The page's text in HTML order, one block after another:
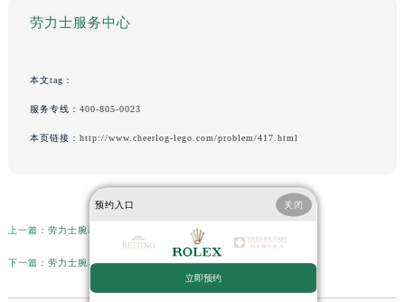
劳力士服务中心
本文tag：
服务专线： 400-805-0023
本页链接： http://www.cheerlog-lego.com/problem/417.html
上一篇： 劳力士腕表磕碰了处理方法大全（专业修复技巧与注意事项）
下一篇： 劳力士腕表生锈了解决办法大全（日常保养与专业修复技巧）
预约入口 关闭
立即预约